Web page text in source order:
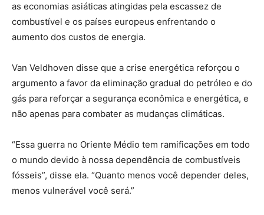
as economias asiáticas atingidas pela escassez de
combustível e os países europeus enfrentando o
aumento dos custos de energia.
Van Veldhoven disse que a crise energética reforçou o
argumento a favor da eliminação gradual do petróleo e do
gás para reforçar a segurança econômica e energética, e
não apenas para combater as mudanças climáticas.
“Essa guerra no Oriente Médio tem ramificações em todo
o mundo devido à nossa dependência de combustíveis
fósseis”, disse ela. “Quanto menos você depender deles,
menos vulnerável você será.”